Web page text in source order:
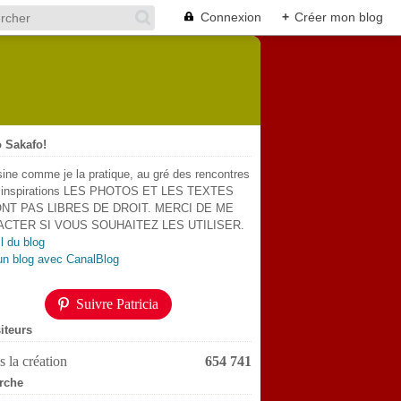
Connexion + Créer mon blog
Sakafo!
comme je la pratique, au gré des rencontres
LES PHOTOS ET LES TEXTES
PAS LIBRES DE DROIT. MERCI DE ME
SI VOUS SOUHAITEZ LES UTILISER.
du blog
blog avec CanalBlog
Suivre Patricia
la création 654 741